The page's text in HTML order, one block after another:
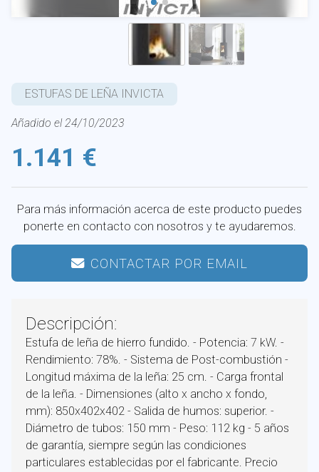
ESTUFAS DE LEÑA INVICTA
Añadido el 24/10/2023
1.141 €
Para más información acerca de este producto puedes
ponerte en contacto con nosotros y te ayudaremos.
CONTACTAR POR EMAIL
Descripción:
Estufa de leña de hierro fundido. - Potencia: 7 kW. -
Rendimiento: 78%. - Sistema de Post-combustión -
Longitud máxima de la leña: 25 cm. - Carga frontal
de la leña. - Dimensiones (alto x ancho x fondo,
mm): 850x402x402 - Salida de humos: superior. -
Diámetro de tubos: 150 mm - Peso: 112 kg - 5 años
de garantía, siempre según las condiciones
particulares establecidas por el fabricante. Precio